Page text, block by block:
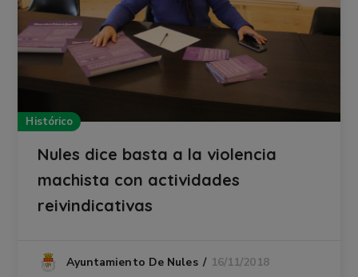
Histórico
Nules dice basta a la violencia
machista con actividades
reivindicativas
Ayuntamiento De Nules 16/11/2018